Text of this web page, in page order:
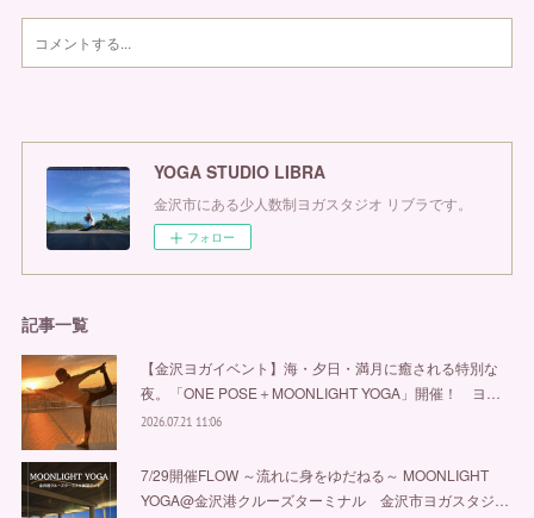
YOGA STUDIO LIBRA
金沢市にある少人数制ヨガスタジオ リブラです。
フォロー
記事一覧
【金沢ヨガイベント】海・夕日・満月に癒される特別な
夜。「ONE POSE＋MOONLIGHT YOGA」開催！ ヨ…
2026.07.21 11:06
7/29開催FLOW ～流れに身をゆだねる～ MOONLIGHT
YOGA@金沢港クルーズターミナル 金沢市ヨガスタジ…